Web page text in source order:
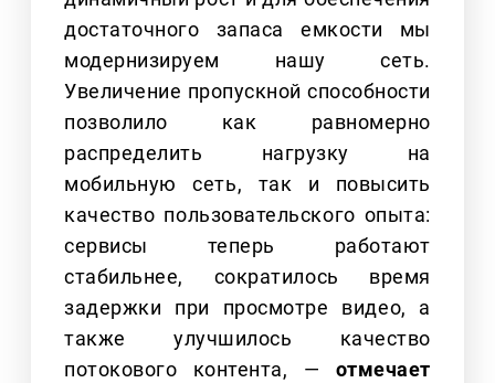
достаточного запаса емкости мы
модернизируем нашу сеть.
Увеличение пропускной способности
позволило как равномерно
распределить нагрузку на
мобильную сеть, так и повысить
качество пользовательского опыта:
сервисы теперь работают
стабильнее, сократилось время
задержки при просмотре видео, а
также улучшилось качество
потокового контента, — отмечает